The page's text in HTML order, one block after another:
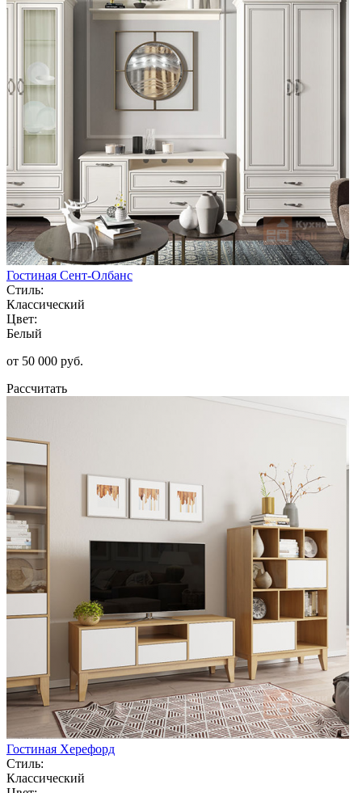
Гостиная Сент-Олбанс
Стиль:
Классический
Цвет:
Белый
от 50 000 руб.
Рассчитать
Гостиная Херефорд
Стиль:
Классический